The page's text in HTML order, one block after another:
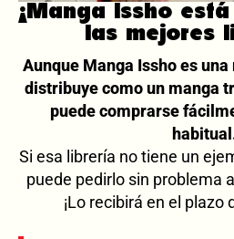
¡Manga Issho
las mejores
Aunque Manga Issho es
distribuye como un manga
puede comprarse
Si esa librería no tiene un
puede pedirlo sin problema
¡Lo recibirá en el plazo